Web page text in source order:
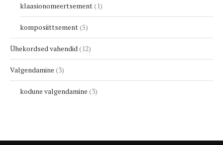
klaasionomeertsement 1
komposiittsement 5
Ühekordsed vahendid 12
Valgendamine 3
kodune valgendamine 3